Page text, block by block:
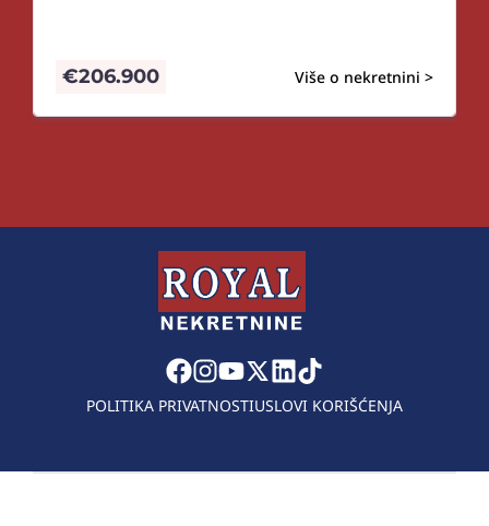
Više o nekretnini >
€206.900
POLITIKA PRIVATNOSTIUSLOVI KORIŠĆENJA